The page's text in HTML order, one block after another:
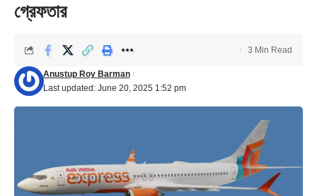
গ্রেফতার
Last updated: June 20, 2025 1:52 pm
Anustup Roy Barman
3 Min Read